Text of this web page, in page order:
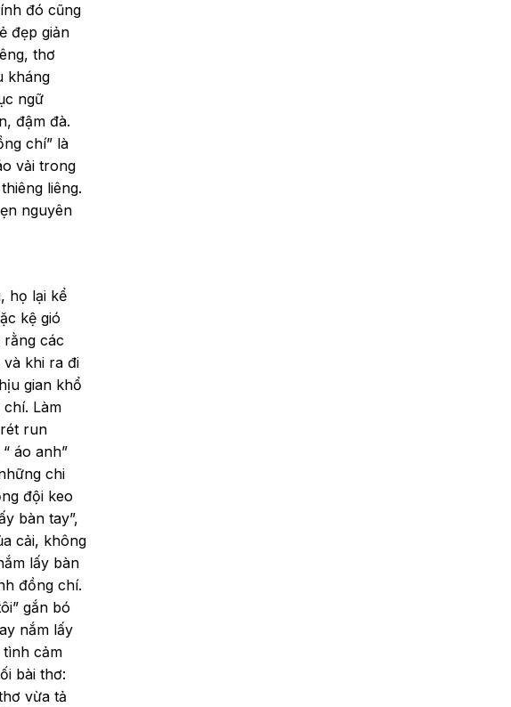
đó cũng
đẹp giản
thơ
kháng
ngữ
đậm đà.
chí” là
vải trong
liêng.
nguyên
họ lại kể
kệ gió
rằng các
khi ra đi
gian khổ
Làm
run
áo anh”
chi
đội keo
bàn tay”,
cải, không
lấy bàn
đồng chí.
gắn bó
nắm lấy
cảm
bài thơ:
vừa tả